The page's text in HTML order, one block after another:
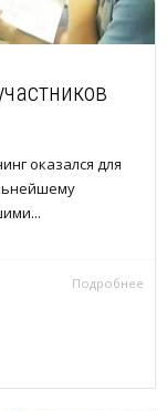
оказался для
Подробнее